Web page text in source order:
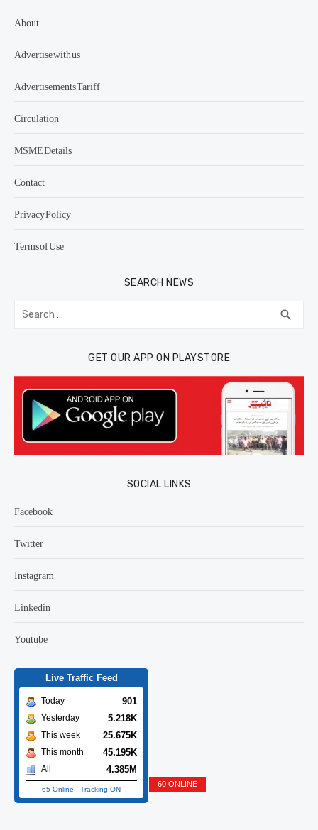
About
Advertise with us
Advertisements Tariff
Circulation
MSME Details
Contact
Privacy Policy
Terms of Use
SEARCH NEWS
Search
for: search
GET OUR APP ON PLAYSTORE
SOCIAL LINKS
Facebook
Twitter
Instagram
Linkedin
Youtube
Live Traffic Feed
Today 901
Yesterday 5.218K
This week 25.675K
This month 45.195K
All 4.385M
65 Online - Tracking ON
60 ONLINE